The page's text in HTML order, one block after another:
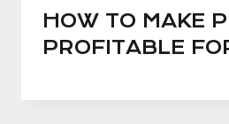
HOW TO MAKE
PROFITABLE